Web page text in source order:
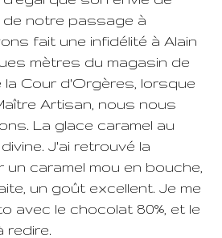
notre passage à
fait une infidélité à Alain
mètres du magasin de
la Cour d'Orgères, lorsque
Artisan, nous nous
La glace caramel au
J'ai retrouvé la
caramel mou en bouche,
un goût excellent. Je me
avec le chocolat 80%, et le
redire.